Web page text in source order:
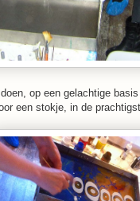
op een gelachtige
een stokje, in de